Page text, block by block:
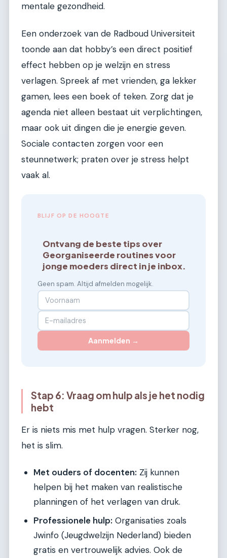
mentale gezondheid.
Een onderzoek van de Radboud Universiteit
toonde aan dat hobby’s een direct positief
effect hebben op je welzijn en stress
verlagen. Spreek af met vrienden, ga lekker
gamen, lees een boek of teken. Zorg dat je
agenda niet alleen bestaat uit verplichtingen,
maar ook uit dingen die je energie geven.
Sociale contacten zorgen voor een
steunnetwerk; praten over je stress helpt
vaak al.
BLIJF OP DE HOOGTE
Ontvang de beste tips over
Georganiseerde routines voor
jonge moeders direct in je inbox.
Geen spam. Altijd afmelden mogelijk.
Aanmelden →
Stap 6: Vraag om hulp als je het nodig
hebt
Er is niets mis met hulp vragen. Sterker nog,
het is slim.
Met ouders of docenten: Zij kunnen
helpen bij het maken van realistische
planningen of het verlagen van druk.
Professionele hulp: Organisaties zoals
Jwinfo (Jeugdwelzijn Nederland) bieden
gratis en vertrouwelijk advies. Ook de